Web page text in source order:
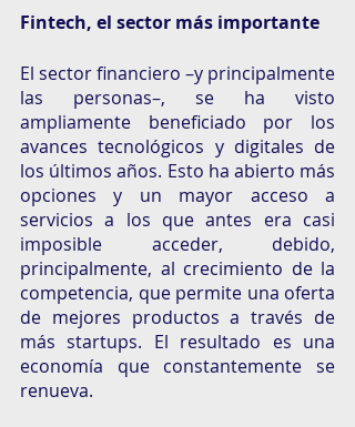
Fintech, el sector más importante
El sector financiero –y principalmente
las personas–, se ha visto
ampliamente beneficiado por los
avances tecnológicos y digitales de
los últimos años. Esto ha abierto más
opciones y un mayor acceso a
servicios a los que antes era casi
imposible acceder, debido,
principalmente, al crecimiento de la
competencia, que permite una oferta
de mejores productos a través de
más startups. El resultado es una
economía que constantemente se
renueva.